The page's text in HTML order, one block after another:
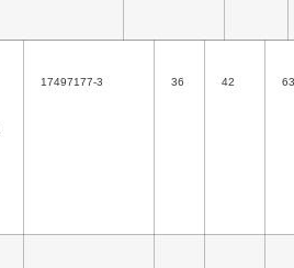
17497177-3 36 42 63